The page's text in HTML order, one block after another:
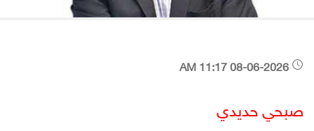
صبحي حديدي